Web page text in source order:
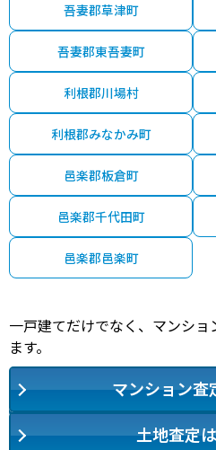
吾妻郡草津町
吾妻郡東吾妻町
利根郡川場村
利根郡みなかみ町
邑楽郡板倉町
邑楽郡千代田町
邑楽郡邑楽町
一戸建てだけでなく、マンシ
ます。
マンション査
土地査定